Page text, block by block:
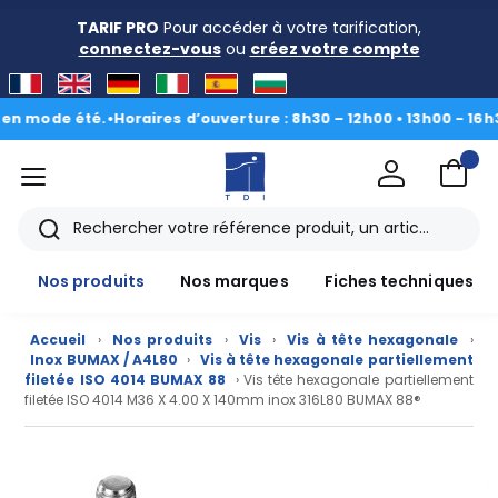
TARIF PRO Pour accéder à votre tarification,
connectez-vousou créez votre compte
été.•Horaires d’ouverture : 8h30 – 12h00 • 13h00 - 16h30|Du
menu
Rechercher
Nos produits
Nos marques Fiches techniques
Accueil › Nos produits › Vis › Vis à tête hexagonale
›
Inox BUMAX / A4L80 › Vis à tête hexagonale partiellement
filetée ISO 4014 BUMAX 88
› Vis tête hexagonale partiellement
filetée ISO 4014 M36 X 4.00 X 140mm inox 316L80 BUMAX 88®